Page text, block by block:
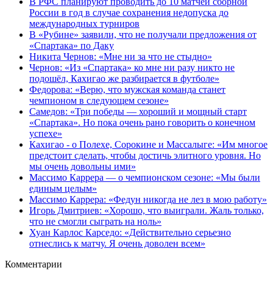
России в год в случае сохранения недопуска до
международных турниров
В «Рубине» заявили, что не получали предложения от
«Спартака» по Даку
Никита Чернов: «Мне ни за что не стыдно»
Чернов: «Из «Спартака» ко мне ни разу никто не
подошёл, Кахигао же разбирается в футболе»
Федорова: «Верю, что мужская команда станет
чемпионом в следующем сезоне»
Самедов: «Три победы — хороший и мощный старт
«Спартака». Но пока очень рано говорить о конечном
успехе»
Кахигао - о Полехе, Сорокине и Массалыге: «Им многое
предстоит сделать, чтобы достичь элитного уровня. Но
мы очень довольны ими»
Массимо Каррера — о чемпионском сезоне: «Мы были
единым целым»
Массимо Каррера: «Федун никогда не лез в мою работу»
Игорь Дмитриев: «Хорошо, что выиграли. Жаль только,
что не смогли сыграть на ноль»
Хуан Карлос Карседо: «Действительно серьезно
отнеслись к матчу. Я очень доволен всем»
Комментарии